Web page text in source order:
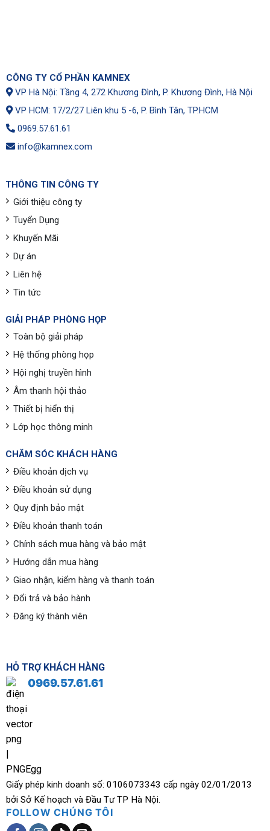
CÔNG TY CỔ PHẦN KAMNEX
VP Hà Nội: Tầng 4, 272 Khương Đình, P. Khương Đình, Hà Nội
VP HCM: 17/2/27 Liên khu 5 -6, P. Bình Tân, TP.HCM
0969.57.61.61
info@kamnex.com
THÔNG TIN CÔNG TY
Giới thiệu công ty
Tuyển Dụng
Khuyến Mãi
Dự án
Liên hệ
Tin tức
GIẢI PHÁP PHÒNG HỌP
Toàn bộ giải pháp
Hệ thống phòng họp
Hội nghị truyền hình
Âm thanh hội thảo
Thiết bị hiển thị
Lớp học thông minh
CHĂM SÓC KHÁCH HÀNG
Điều khoản dịch vụ
Điều khoản sử dụng
Quy định bảo mật
Điều khoản thanh toán
Chính sách mua hàng và bảo mật
Hướng dẫn mua hàng
Giao nhận, kiểm hàng và thanh toán
Đổi trả và bảo hành
Đăng ký thành viên
HỖ TRỢ KHÁCH HÀNG
0969.57.61.61
Giấy phép kinh doanh số: 0106073343 cấp ngày 02/01/2013
bởi Sở Kế hoạch và Đầu Tư TP Hà Nội.
FOLLOW CHÚNG TÔI